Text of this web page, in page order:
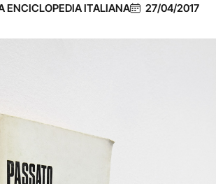
ENCICLOPEDIA ITALIANA 27/04/2017